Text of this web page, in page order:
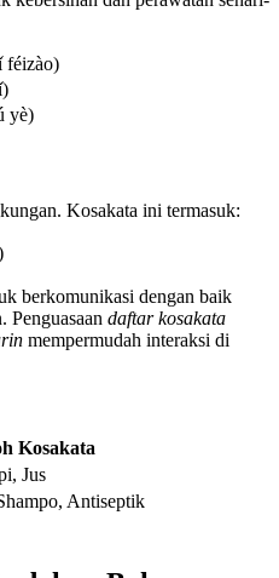
féizào)
yè)
Kosakata ini termasuk:
berkomunikasi dengan baik
Penguasaan daftar kosakata
mempermudah interaksi di
Kosakata
Jus
Antiseptik